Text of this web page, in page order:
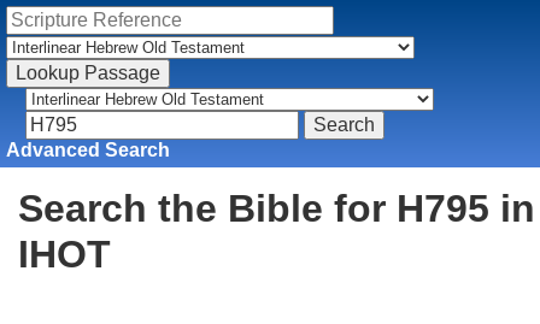
Advanced Search
Search the Bible for H795 in
IHOT